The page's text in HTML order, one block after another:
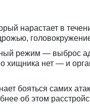
нарастает в
режим — выброс
нет — и
бояться самих
об этом